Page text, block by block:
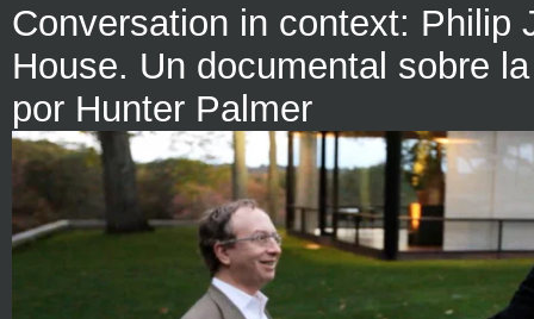
Conversation in context: Philip
House. Un documental sobre
por Hunter Palmer